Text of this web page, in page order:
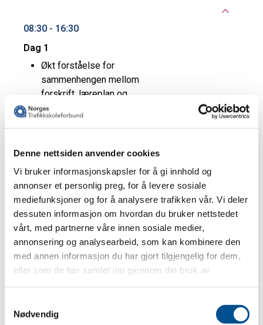
Denne nettsiden anvender cookies
Vi bruker informasjonskapsler for å gi innhold og
annonser et personlig preg, for å levere sosiale
mediefunksjoner og for å analysere trafikken vår. Vi deler
dessuten informasjon om hvordan du bruker nettstedet
vårt, med partnerne våre innen sosiale medier,
annonsering og analysearbeid, som kan kombinere den
med annen informasjon du har gjort tilgjengelig for dem,
eller som de har samlet inn gjennom din bruk av
Nødvendig